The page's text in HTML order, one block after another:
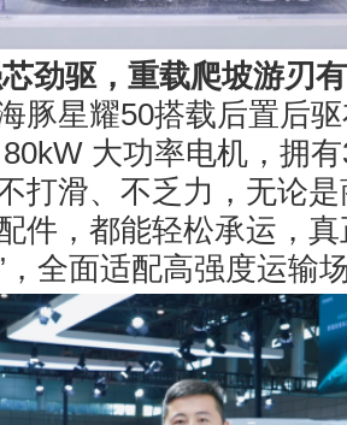
劲驱，重载爬坡游刃
豚星耀50搭载后置后
大功率电机，拥
打滑、不乏力，无论
件，都能轻松承运，真
全面适配高强度运输